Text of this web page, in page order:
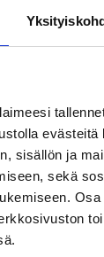
evästeitä
sisällön ja
sekä
pojille
noin 10
17:00 - 18:00
pesispassin
eli sisarukset